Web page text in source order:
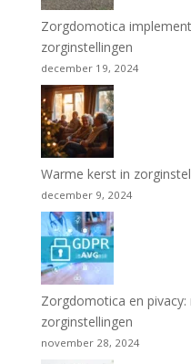
Zorgdomotica
zorginstellingen
december 19, 2024
Warme kerst in
december 9, 2024
Zorgdomotica en
zorginstellingen
november 28, 2024